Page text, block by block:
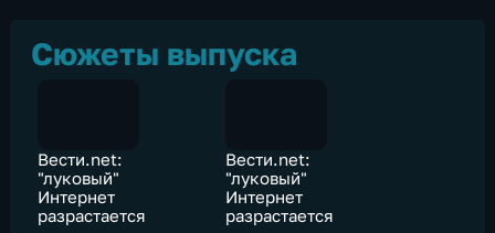
Сюжеты выпуска
Вести.net:
"луковый"
Интернет
разрастается
Вести.net:
"луковый"
Интернет
разрастается